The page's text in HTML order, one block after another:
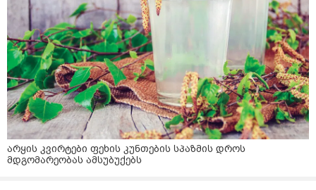
არყის კვირტები ფეხის კუნთების სპაზმის დროს
მდგომარეობას ამსუბუქებს